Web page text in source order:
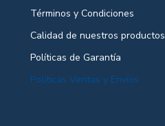
Términos y Condiciones
Calidad de nuestros productos
Políticas de Garantía
Políticas Ventas y Envíos